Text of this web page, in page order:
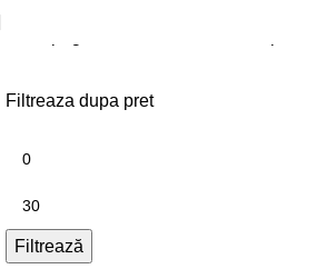
Filtreaza dupa pret
Filtrează